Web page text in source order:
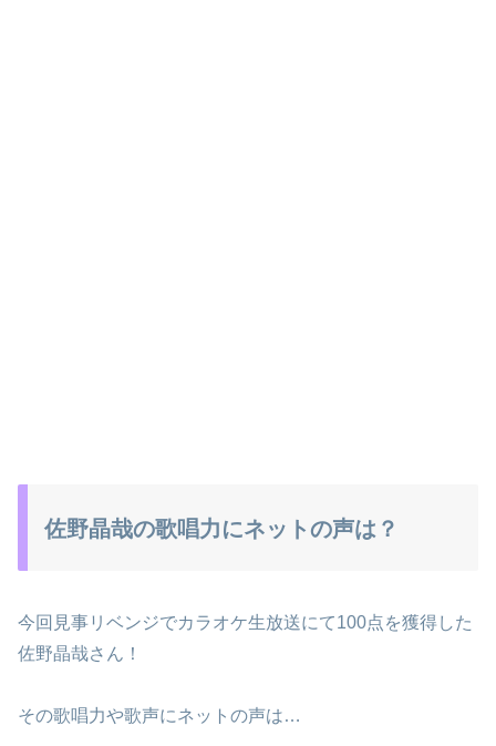
佐野晶哉の歌唱力にネットの声は？
今回見事リベンジでカラオケ生放送にて100点を獲得した
佐野晶哉さん！
その歌唱力や歌声にネットの声は…